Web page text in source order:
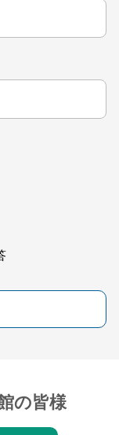
の皆様